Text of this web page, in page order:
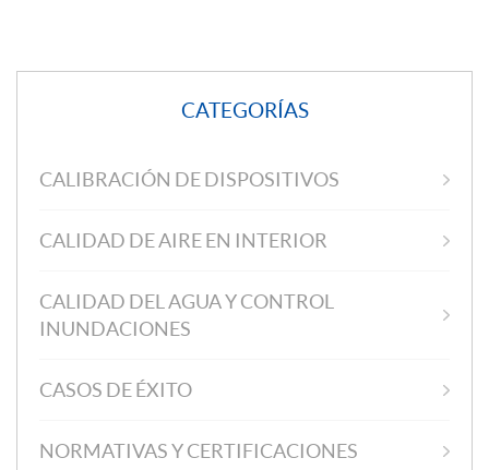
CATEGORÍAS
CALIBRACIÓN DE DISPOSITIVOS
CALIDAD DE AIRE EN INTERIOR
CALIDAD DEL AGUA Y CONTROL
INUNDACIONES
CASOS DE ÉXITO
NORMATIVAS Y CERTIFICACIONES